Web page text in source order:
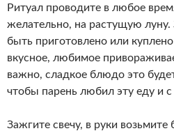
Ритуал проводите в любое
желательно, на растущую луну.
быть приготовлено или
вкусное, любимое
важно, сладкое блюдо это
чтобы парень любил эту еду и с
Зажгите свечу, в руки